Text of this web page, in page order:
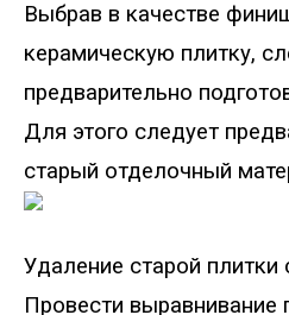
Выбрав в качестве
керамическую плитку,
предварительно
Для этого следует
старый отделочный
Удаление старой плитки
Провести выравнивание